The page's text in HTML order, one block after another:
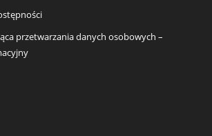
przetwarzania danych osobowych –